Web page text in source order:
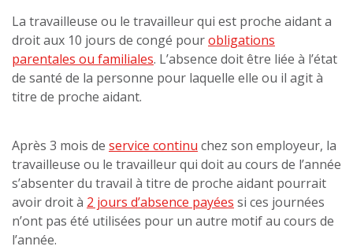
La travailleuse ou le travailleur qui est proche aidant a
droit aux 10 jours de congé pourobligations
parentales ou familiales. L’absence doit être liée à l’état
de santé de la personne pour laquelle elle ou il agit à
titre de proche aidant.
Après 3 mois de service continu chez son employeur, la
travailleuse ou le travailleur qui doit au cours de l’année
s’absenter du travail à titre de proche aidant pourrait
avoir droit à 2 jours d’absence payées si ces journées
n’ont pas été utilisées pour un autre motif au cours de
l’année.